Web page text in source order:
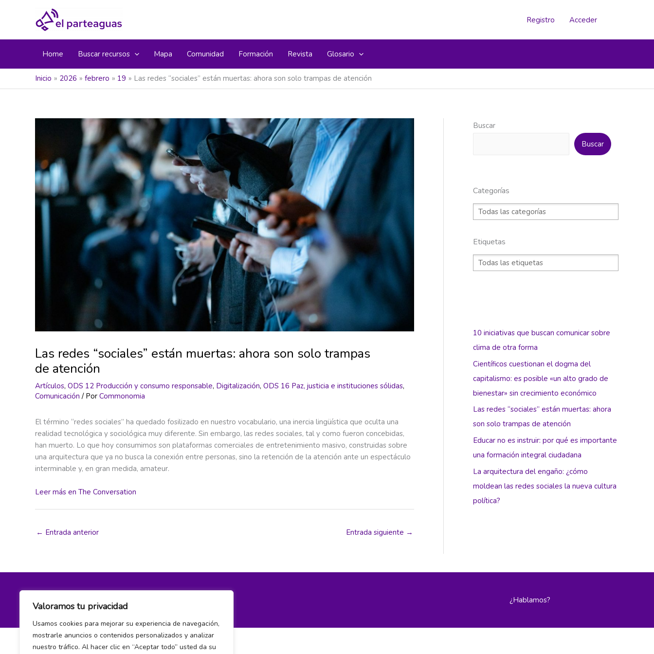
Valoramos tu privacidad
Usamos cookies para mejorar su experiencia de navegación,
mostrarle anuncios o contenidos personalizados y analizar
nuestro tráfico. Al hacer clic en “Aceptar todo” usted da su
Registro Acceder
Home Buscar recursos Mapa Comunidad Formación Revista Glosario
Inicio 2026 febrero 19 Las redes “sociales” están muertas: ahora son solo trampas de atención
Las redes “sociales” están muertas: ahora son solo trampas
de atención
Artículos, ODS 12 Producción y consumo responsable, Digitalización, ODS 16 Paz, justicia e instituciones sólidas,
Comunicación / Por Commonomia
El término “redes sociales” ha quedado fosilizado en nuestro vocabulario, una inercia lingüística que oculta una
realidad tecnológica y sociológica muy diferente. Sin embargo, las redes sociales, tal y como fueron concebidas,
han muerto. Lo que hoy consumimos son plataformas comerciales de entretenimiento masivo, construidas sobre
una arquitectura que ya no busca la conexión entre personas, sino la retención de la atención ante un espectáculo
interminable y, en gran medida, amateur.
Leer más en The Conversation
← Entrada anterior Entrada siguiente →
Buscar
Buscar
Categorías
Etiquetas
10 iniciativas que buscan comunicar sobre
clima de otra forma
Científicos cuestionan el dogma del
capitalismo: es posible «un alto grado de
bienestar» sin crecimiento económico
Las redes “sociales” están muertas: ahora
son solo trampas de atención
Educar no es instruir: por qué es importante
una formación integral ciudadana
La arquitectura del engaño: ¿cómo
moldean las redes sociales la nueva cultura
política?
¿Hablamos?